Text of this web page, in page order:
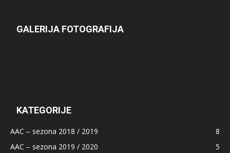
GALERIJA FOTOGRAFIJA
KATEGORIJE
AAC – sezona 2018 / 2019
8
AAC – sezona 2019 / 2020
5